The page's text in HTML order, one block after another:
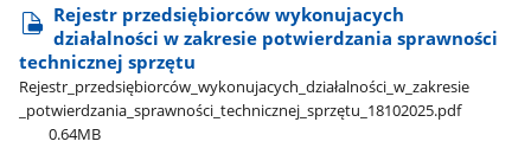
Rejestr przedsiębiorców wykonujacych
działalności w zakresie potwierdzania sprawności
technicznej sprzętu
Rejestr​_przedsiębiorców​_wykonujacych​_działalności​_w​_zakresie​
_potwierdzania​_sprawności​_technicznej​_sprzętu​_18102025.pdf
0.64MB